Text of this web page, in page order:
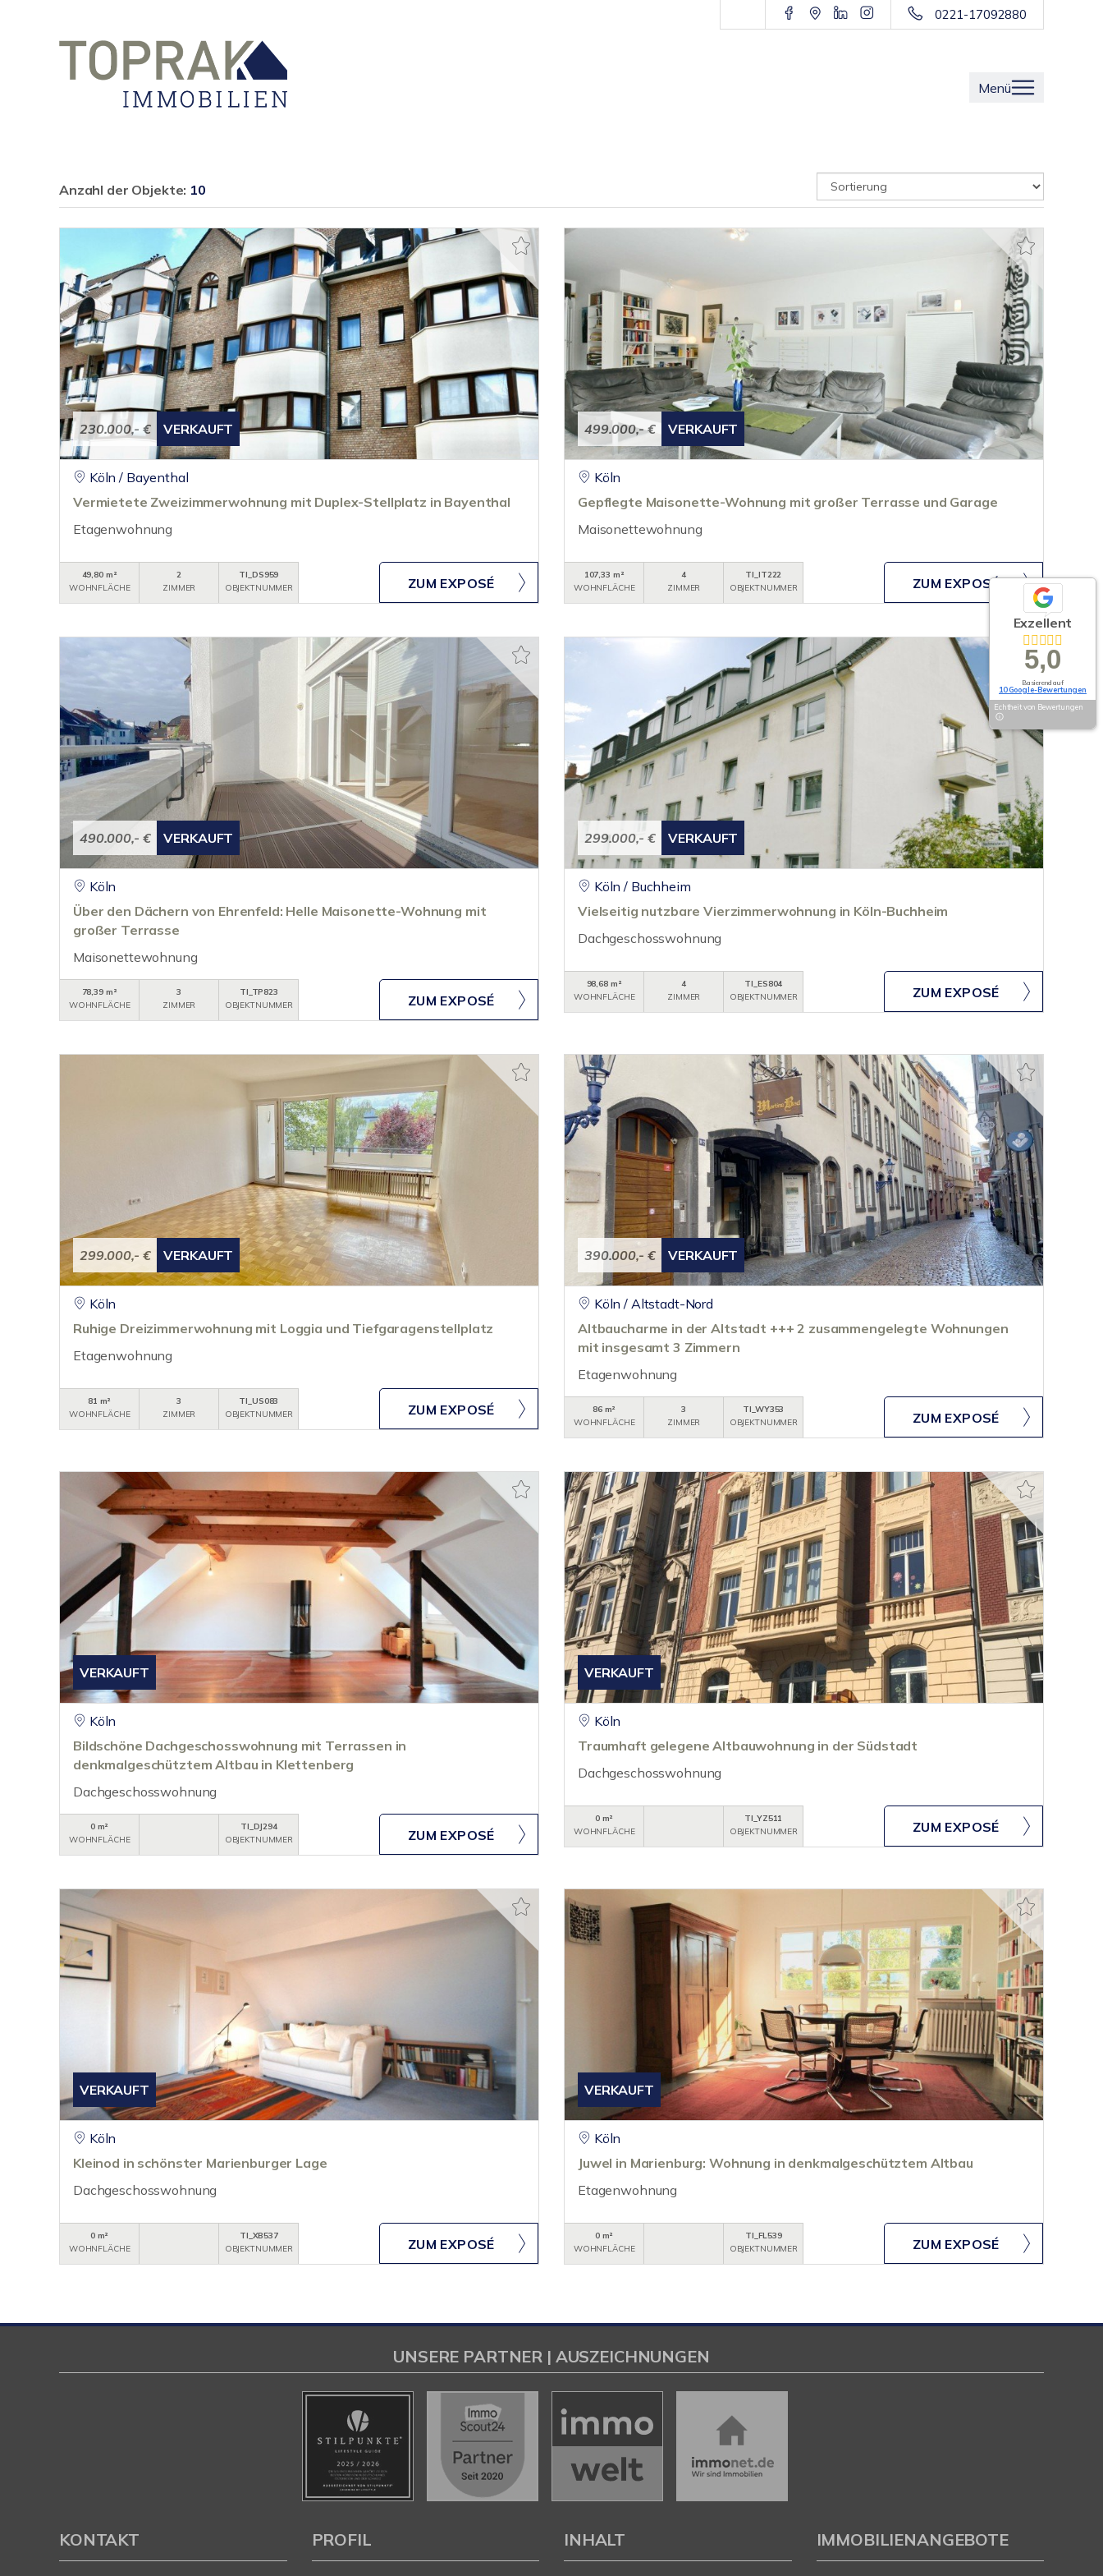
0221-17092880
Menü
Anzahl der Objekte: 10
230.000,- € VERKAUFT
Köln / Bayenthal
Vermietete Zweizimmerwohnung mit Duplex-Stellplatz in Bayenthal
Etagenwohnung
49,80 m²
WOHNFLÄCHE
2
ZIMMER
TI_DS959
OBJEKTNUMMER
ZUM EXPOSÉ
499.000,- € VERKAUFT
Köln
Gepflegte Maisonette-Wohnung mit großer Terrasse und Garage
Maisonettewohnung
107,33 m²
WOHNFLÄCHE
4
ZIMMER
TI_IT222
OBJEKTNUMMER
ZUM EXPOSÉ
490.000,- € VERKAUFT
Köln
Über den Dächern von Ehrenfeld: Helle Maisonette-Wohnung mit
großer Terrasse
Maisonettewohnung
78,39 m²
WOHNFLÄCHE
3
ZIMMER
TI_TP823
OBJEKTNUMMER
ZUM EXPOSÉ
299.000,- € VERKAUFT
Köln / Buchheim
Vielseitig nutzbare Vierzimmerwohnung in Köln-Buchheim
Dachgeschosswohnung
98,68 m²
WOHNFLÄCHE
4
ZIMMER
TI_ES804
OBJEKTNUMMER
ZUM EXPOSÉ
299.000,- € VERKAUFT
Köln
Ruhige Dreizimmerwohnung mit Loggia und Tiefgaragenstellplatz
Etagenwohnung
81 m²
WOHNFLÄCHE
3
ZIMMER
TI_US083
OBJEKTNUMMER
ZUM EXPOSÉ
390.000,- € VERKAUFT
Köln / Altstadt-Nord
Altbaucharme in der Altstadt +++ 2 zusammengelegte Wohnungen
mit insgesamt 3 Zimmern
Etagenwohnung
86 m²
WOHNFLÄCHE
3
ZIMMER
TI_WY353
OBJEKTNUMMER
ZUM EXPOSÉ
VERKAUFT
Köln
Bildschöne Dachgeschosswohnung mit Terrassen in
denkmalgeschütztem Altbau in Klettenberg
Dachgeschosswohnung
0 m²
WOHNFLÄCHE
TI_DJ294
OBJEKTNUMMER
ZUM EXPOSÉ
VERKAUFT
Köln
Traumhaft gelegene Altbauwohnung in der Südstadt
Dachgeschosswohnung
0 m²
WOHNFLÄCHE
TI_YZ511
OBJEKTNUMMER
ZUM EXPOSÉ
VERKAUFT
Köln
Kleinod in schönster Marienburger Lage
Dachgeschosswohnung
0 m²
WOHNFLÄCHE
TI_XB537
OBJEKTNUMMER
ZUM EXPOSÉ
VERKAUFT
Köln
Juwel in Marienburg: Wohnung in denkmalgeschütztem Altbau
Etagenwohnung
0 m²
WOHNFLÄCHE
TI_FL539
OBJEKTNUMMER
ZUM EXPOSÉ
Exzellent
5,0
Basierend auf
10 Google-Bewertungen
Echtheit von Bewertungen
UNSERE PARTNER | AUSZEICHNUNGEN
KONTAKT PROFIL INHALT IMMOBILIENANGEBOTE